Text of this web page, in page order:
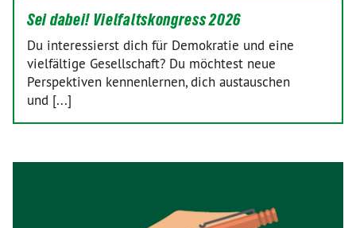
Sei dabei! Vielfaltskongress 2026
Du interessierst dich für Demokratie und eine
vielfältige Gesellschaft? Du möchtest neue
Perspektiven kennenlernen, dich austauschen
und [...]